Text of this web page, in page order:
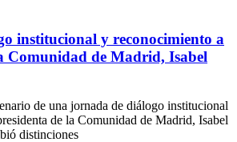
institucional y reconocimiento a
Comunidad de Madrid, Isabel
de una jornada de diálogo institucional
de la Comunidad de Madrid, Isabel
distinciones